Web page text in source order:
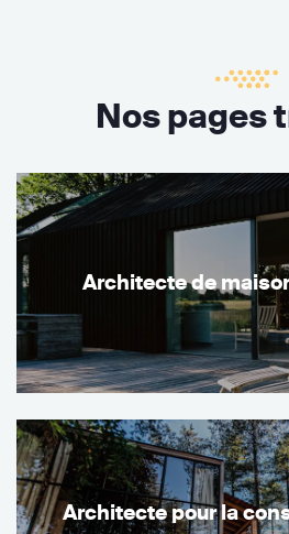
Nos pages
Architecte de
Architecte pour la